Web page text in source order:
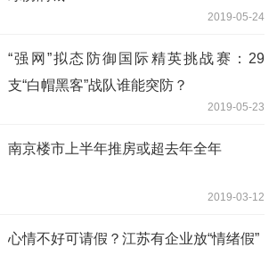
2019-05-24
“强网”拟态防御国际精英挑战赛：29
支“白帽黑客”战队谁能突防？
2019-05-23
南京楼市上半年推房或超去年全年
2019-03-12
心情不好可请假？江苏有企业放“情绪假”